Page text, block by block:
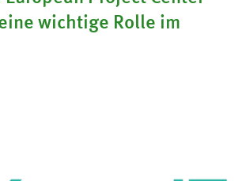
wichtige Rolle im